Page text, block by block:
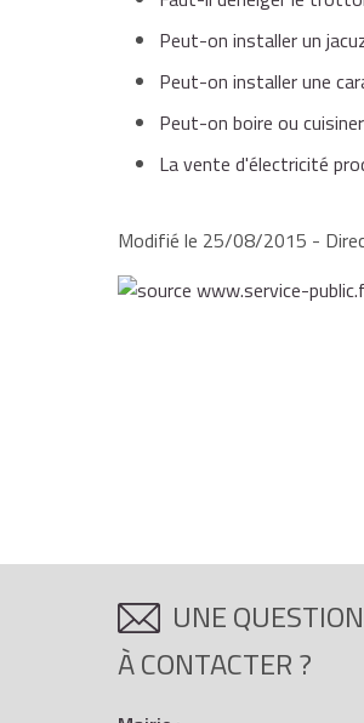
Peut-on installer un
Peut-on installer une
Peut-on boire ou
La vente d'électricité
Modifié le 25/08/2015 -
UNE
À CONTACTER ?